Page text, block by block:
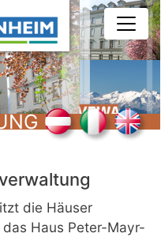
die Häuser
Haus Peter-Mayr-